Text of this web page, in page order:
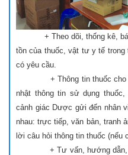
+ Theo dõi, thống kê, báo
tồn của thuốc, vật tư y tế trong
có yêu cầu.
+ Thông tin thuốc cho
nhật thông tin sử dụng
cảnh giác Dược gửi đến nhân
nhau: trực tiếp, văn bản, tranh
lời câu hỏi thông tin thuốc (nếu
+ Tư vấn, hướng dẫn,